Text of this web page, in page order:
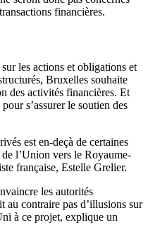
financières.
les actions et obligations et
Bruxelles souhaite
des activités financières. Et
s’assurer le soutien des
est en-deçà de certaines
de l’Union vers le Royaume-
française, Estelle Grelier.
les autorités
au contraire pas d’illusions sur
à ce projet, explique un